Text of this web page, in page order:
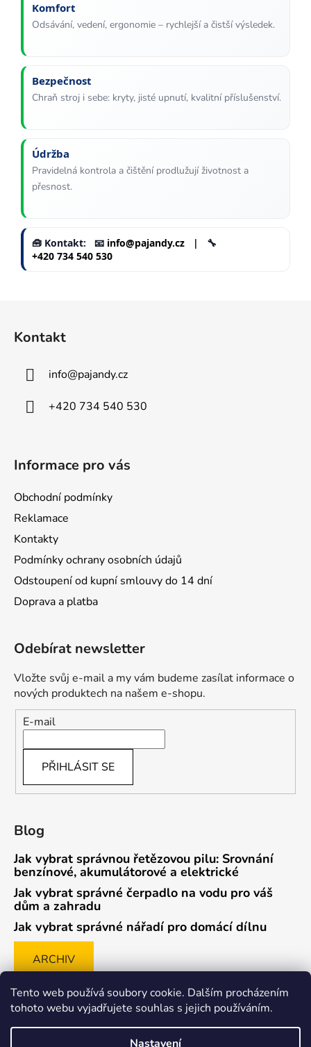
Tento web používá soubory cookie. Dalším procházením
tohoto webu vyjadřujete souhlas s jejich používáním.
Nastavení
i
Komfort
Odsávání, vedení, ergonomie – rychlejší a čistší výsledek.
Bezpečnost
Chraň stroj i sebe: kryty, jisté upnutí, kvalitní příslušenství.
Údržba
Pravidelná kontrola a čištění prodlužují životnost a
přesnost.
🧰 Kontakt: 📧 info@pajandy.cz | 🔧
+420 734 540 530
Kontakt
info@pajandy.cz
+420 734 540 530
Informace pro vás
Obchodní podmínky
Reklamace
Kontakty
Podmínky ochrany osobních údajů
Odstoupení od kupní smlouvy do 14 dní
Doprava a platba
Odebírat newsletter
Vložte svůj e-mail a my vám budeme zasílat informace o
nových produktech na našem e-shopu.
E-mail
PŘIHLÁSIT SE
Blog
Jak vybrat správnou řetězovou pilu: Srovnání
benzínové, akumulátorové a elektrické
Jak vybrat správné čerpadlo na vodu pro váš
dům a zahradu
Jak vybrat správné nářadí pro domácí dílnu
ARCHIV
Způsob ověřování recenzí